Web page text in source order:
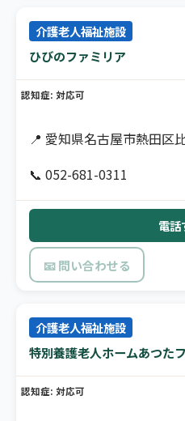
介護老人福祉施設
ひびのファミリア
認知症: 対応可
📍 愛知県名古屋市熱田区
📞 052-681-0311
電話
📧 問い合わせる
介護老人福祉施設
特別養護老人ホームあつた
認知症: 対応可